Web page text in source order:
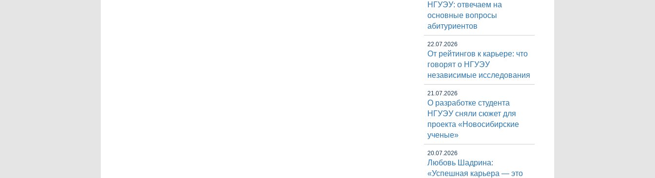
НГУЭУ: отвечаем на
основные вопросы
абитуриентов
22.07.2026
От рейтингов к карьере: что
говорят о НГУЭУ
независимые исследования
21.07.2026
О разработке студента
НГУЭУ сняли сюжет для
проекта «Новосибирские
ученые»
20.07.2026
Любовь Шадрина:
«Успешная карьера — это